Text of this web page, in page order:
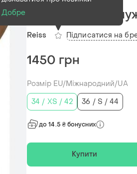
Reiss сукня у
Reiss
Добре
Підписатися на
1450 грн
Розмір EU/Міжнародний/UA
34 / XS / 42
36 / S / 44
до 14.5 ₴ бонусних
Купити